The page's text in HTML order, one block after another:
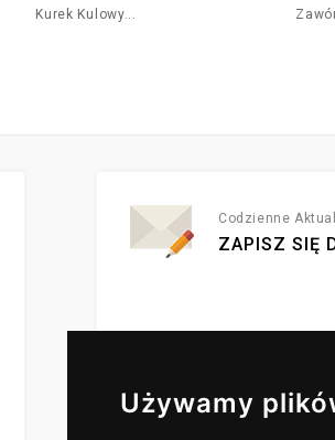
Używamy
Kurek Kulowy...
Codzienne
ZAPISZ SIĘ